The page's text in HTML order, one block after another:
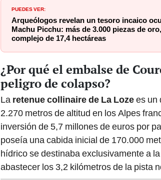
PUEDES VER:
Arqueólogos revelan un tesoro incaico
Machu Picchu: más de 3.000 piezas de
complejo de 17,4 hectáreas
¿Por qué el embalse de
peligro de colapso?
La retenue collinaire de La Lozees un
2.270 metros de altitud en los Alpes
inversión de 5,7 millones de euros por
poseía una cabida inicial de 170.000
hídrico se destinaba exclusivamente a
abastecer los 3,2 kilómetros de la pista